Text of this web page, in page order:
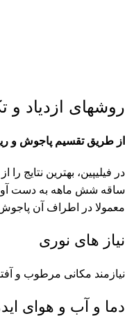
روشهای ازدیاد و
از طریق تقسیم پاجوش و
در فیلیپین، بهترین نتایج
ساقه شش ماهه به دست
معمولا در اطراف آن
نیاز های نوری
نیازمند مکانی مرطوب و
دما و آب و هوای